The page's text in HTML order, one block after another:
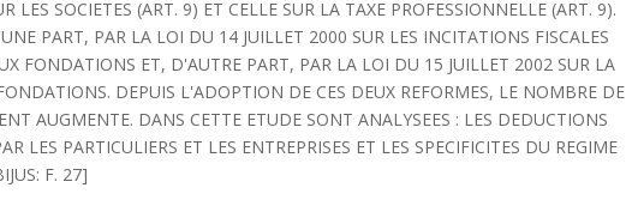
LES SOCIETES (ART. 9) ET CELLE SUR LA TAXE PROFESSIONNELLE (ART. 9).
PART, PAR LA LOI DU 14 JUILLET 2000 SUR LES INCITATIONS FISCALES
FONDATIONS ET, D'AUTRE PART, PAR LA LOI DU 15 JUILLET 2002 SUR LA
DEPUIS L'ADOPTION DE CES DEUX REFORMES, LE NOMBRE DE
AUGMENTE. DANS CETTE ETUDE SONT ANALYSEES : LES DEDUCTIONS
LES PARTICULIERS ET LES ENTREPRISES ET LES SPECIFICITES DU REGIME
F. 27]